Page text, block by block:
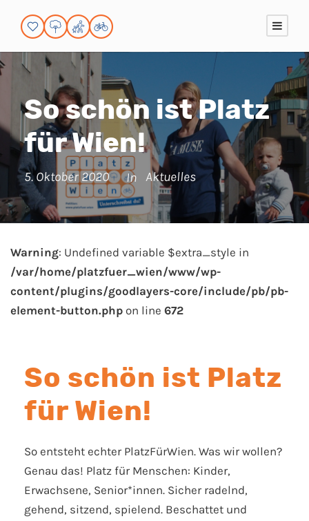
So schön ist Platz
für Wien!
5. Oktober 2020 In Aktuelles
Warning: Undefined variable $extra_style in
/var/home/platzfuer_wien/www/wp-
content/plugins/goodlayers-core/include/pb/pb-
element-button.php on line 672
So schön ist Platz
für Wien!
So entsteht echter PlatzFürWien. Was wir wollen?
Genau das! Platz für Menschen: Kinder,
Erwachsene, Senior*innen. Sicher radelnd,
gehend, sitzend, spielend. Beschattet und